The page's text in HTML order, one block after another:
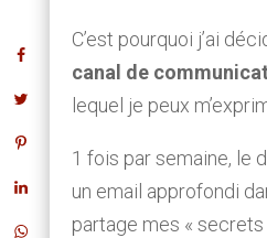
C’est pourquoi j’ai
canal de
lequel je peux
1 fois par semaine, le
un email approfondi
partage mes « secrets